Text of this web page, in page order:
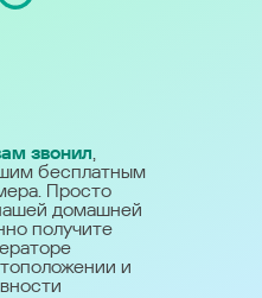
звонил,
бесплатным
Просто
домашней
получите
и